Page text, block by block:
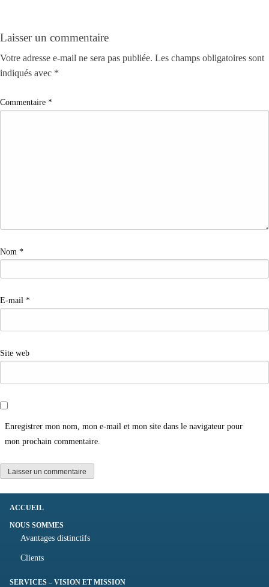
Laisser un commentaire
Votre adresse e-mail ne sera pas publiée. Les champs obligatoires sont
indiqués avec *
Commentaire *
Nom *
E-mail *
Site web
Enregistrer mon nom, mon e-mail et mon site dans le navigateur pour
mon prochain commentaire.
ACCUEIL
NOUS SOMMES
Avantages distinctifs
Clients
SERVICES – VISION ET MISSION